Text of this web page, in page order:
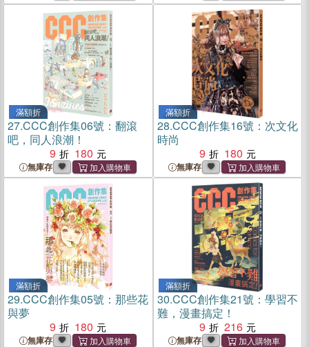
滿額折
27.CCC創作集06號：翻滾
吧，同人浪潮！
9
180
無庫存
滿額折
28.CCC創作集16號：次文化
時尚
9
180
無庫存
滿額折
29.CCC創作集05號：那些花
與夢
9
180
無庫存
滿額折
30.CCC創作集21號：學習不
難，漫畫搞定！
9
216
無庫存